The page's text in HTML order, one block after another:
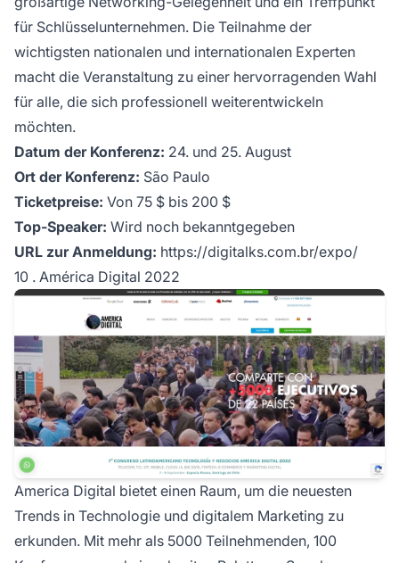
für Schlüsselunternehmen. Die Teilnahme der
wichtigsten nationalen und internationalen Experten
macht die Veranstaltung zu einer hervorragenden Wahl
für alle, die sich professionell weiterentwickeln
möchten.
Datum der Konferenz: 24. und 25. August
Ort der Konferenz: São Paulo
Ticketpreise: Von 75 $ bis 200 $
Top-Speaker: Wird noch bekanntgegeben
URL zur Anmeldung: https://digitalks.com.br/expo/
10 . América Digital 2022
America Digital bietet einen Raum, um die neuesten
Trends in Technologie und digitalem Marketing zu
erkunden. Mit mehr als 5000 Teilnehmenden, 100